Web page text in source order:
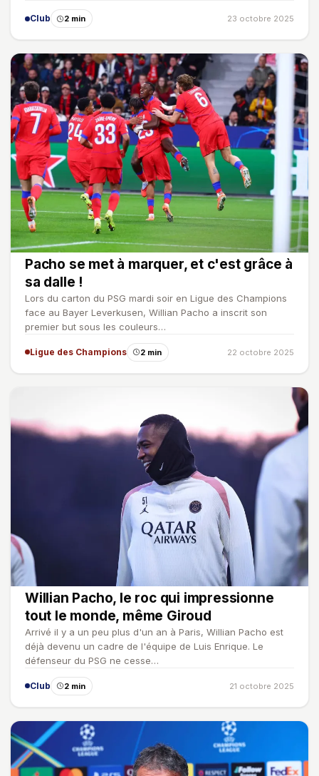
Club 2 min 23 octobre 2025
Pacho se met à marquer, et c'est grâce à
sa dalle !
Lors du carton du PSG mardi soir en Ligue des Champions
face au Bayer Leverkusen, Willian Pacho a inscrit son
premier but sous les couleurs…
Ligue des Champions 2 min 22 octobre 2025
Willian Pacho, le roc qui impressionne
tout le monde, même Giroud
Arrivé il y a un peu plus d'un an à Paris, Willian Pacho est
déjà devenu un cadre de l'équipe de Luis Enrique. Le
défenseur du PSG ne cesse…
Club 2 min 21 octobre 2025